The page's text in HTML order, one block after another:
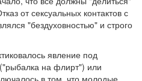
от сексуальных контактов с
"бездуховностью" и строго
явление под
на флирт") или
в том, что молодые